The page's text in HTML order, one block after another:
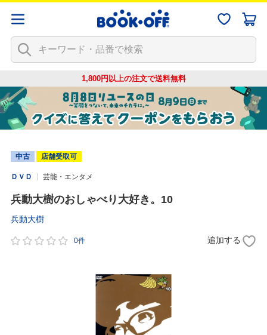
1,800円以上の注文で送料無料
中古 店舗受取可
ＤＶＤ 芸能・エンタメ
兵動大樹のおしゃべり大好き。10
兵動大樹
0件 追加する